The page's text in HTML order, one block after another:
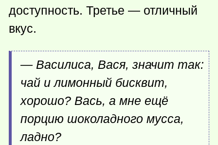
доступность. Третье — отличный
вкус.
— Василиса, Вася, значит так:
чай и лимонный бисквит,
хорошо? Вась, а мне ещё
порцию шоколадного мусса,
ладно?